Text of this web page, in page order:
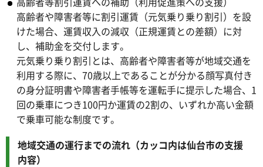
高齢者や障害者等に割引運賃（元気乗り乗り割引）を設
けた場合、運賃収入の減収（正規運賃との差額）に対
し、補助金を交付します。
元気乗り乗り割引とは、高齢者や障害者等が地域交通を
利用する際に、70歳以上であることが分かる顔写真付き
の身分証明書や障害者手帳等を運転手に提示した場合、1
回の乗車につき100円か運賃の2割の、いずれか高い金額
で乗車可能な制度です。
地域交通の運行までの流れ（カッコ内は仙台市の支援
内容）